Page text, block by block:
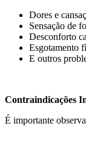
Dores e
Sensação de
Desconforto
Esgotamento
E outros
Contraindicações
É importante